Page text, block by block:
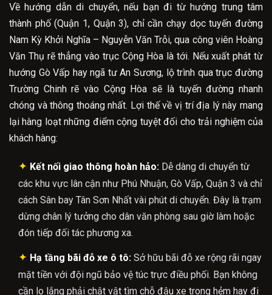
Về hướng dẫn di chuyển, nếu bạn đi từ hướng trung tâm
thành phố (Quận 1, Quận 3), chỉ cần chạy dọc tuyến đường
Nam Kỳ Khởi Nghĩa – Nguyễn Văn Trỗi, qua công viên Hoàng
Văn Thụ rẽ thẳng vào trục Cộng Hòa là tới. Nếu xuất phát từ
hướng Gò Vấp hay ngã tư An Sương, lộ trình qua trục đường
Trường Chinh rẽ vào Cộng Hòa sẽ là tuyến đường nhanh
chóng và thông thoáng nhất. Lợi thế về vị trí địa lý này mang
lại hàng loạt những điểm cộng tuyệt đối cho trải nghiệm của
khách hàng:
✦ Kết nối giao thông hoàn hảo:Dễ dàng di chuyển từ
các khu vực lân cận như Phú Nhuận, Gò Vấp, Quận 3 và chỉ
cách Sân bay Tân Sơn Nhất vài phút di chuyển. Đây là trạm
dừng chân lý tưởng cho dân văn phòng sau giờ làm hoặc
đón tiếp đối tác phương xa.
✦ Hạ tầng bãi đỗ xe ô tô:Sở hữu bãi đỗ xe rộng rãi ngay
mặt tiền với đội ngũ bảo vệ túc trực điều phối. Bạn không
cần lo lắng phải chật vật tìm chỗ đậu xe trong hẻm hay đi